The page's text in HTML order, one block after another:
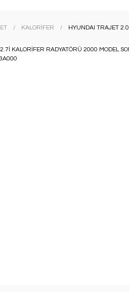
KALORİFER HYUNDAI TRAJET